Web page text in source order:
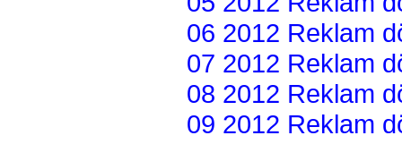
06 2012 Reklam
07 2012 Reklam
08 2012 Reklam
09 2012 Reklam